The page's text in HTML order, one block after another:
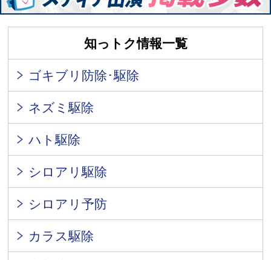
知っトク情報一覧
ゴキブリ防除･駆除
ネズミ駆除
ハト駆除
シロアリ駆除
シロアリ予防
カラス駆除